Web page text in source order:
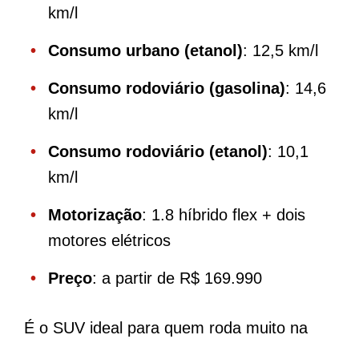
km/l
Consumo urbano (etanol): 12,5 km/l
Consumo rodoviário (gasolina): 14,6
km/l
Consumo rodoviário (etanol): 10,1
km/l
Motorização: 1.8 híbrido flex + dois
motores elétricos
Preço: a partir de R$ 169.990
É o SUV ideal para quem roda muito na